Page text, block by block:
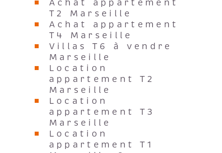
T2 Marseille
Achat appartement
T4 Marseille
Villas T6 à vendre
Marseille
Location
appartement T2
Marseille
Location
appartement T3
Marseille
Location
appartement T1
Marseille 6